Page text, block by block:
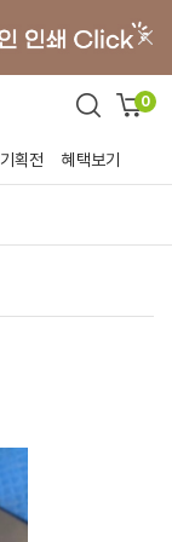
0
기획전 혜택보기